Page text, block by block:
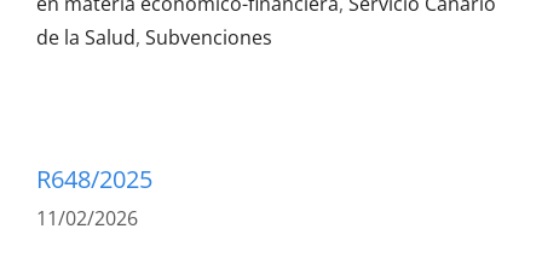
de la Salud, Subvenciones
R648/2025
11/02/2026